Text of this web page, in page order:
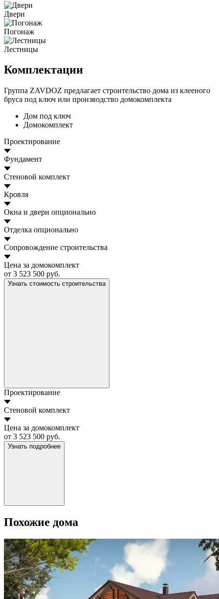
Двери
Погонаж
Лестницы
Комплектации
Группа ZAVDOZ предлагает строительство дома из клееного
бруса под ключ или производство домокомплекта
Дом под ключ
Домокомплект
Проектирование
Фундамент
Стеновой комплект
Кровля
Окна и двери опционально
Отделка опционально
Сопровождение строительства
Цена за домокомплект
от 3 523 500 руб.
Узнать стоимость строительства
Проектирование
Стеновой комплект
Цена за домокомплект
от 3 523 500 руб.
Узнать подробнее
Похожие дома